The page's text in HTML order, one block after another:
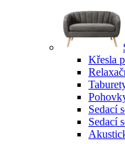
Křesla
Sedací
Sedací